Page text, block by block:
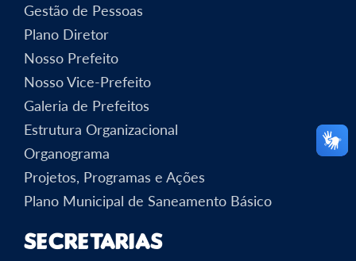
Gestão de Pessoas
Plano Diretor
Nosso Prefeito
Nosso Vice-Prefeito
Galeria de Prefeitos
Estrutura Organizacional
Organograma
Projetos, Programas e Ações
Plano Municipal de Saneamento Básico
Secretarias